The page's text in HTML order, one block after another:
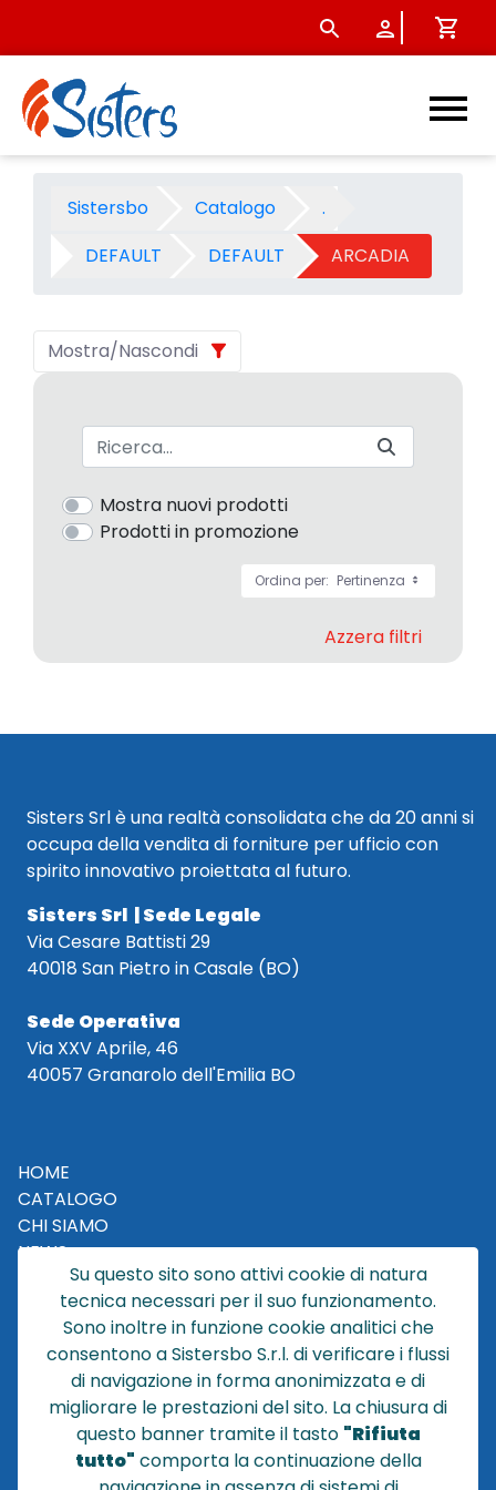
ARCADIA - Categoria -
Sistersbo Catalogo
.
DEFAULT
DEFAULT ARCADIA
Mostra/Nascondi
Barra di ricerca
Mostra nuovi prodotti
Prodotti in promozione
Ordina per: Pertinenza
Azzera filtri
Sisters Srl è una realtà consolidata che da 20 anni si
occupa della vendita di forniture per ufficio con
spirito innovativo proiettata al futuro.
Sisters Srl | Sede Legale
Via Cesare Battisti 29
40018 San Pietro in Casale (BO)
Sede Operativa
Via XXV Aprile, 46
40057 Granarolo dell'Emilia BO
HOME
CATALOGO
CHI SIAMO
NEWS
CONTATTACI
CONDIZIONI DI VENDITA
POLICY PRIVACY
NOTE LEGALI
Cookie
Su questo sito sono attivi cookie di natura
tecnica necessari per il suo funzionamento.
Sono inoltre in funzione cookie analitici che
consentono a Sistersbo S.r.l. di verificare i flussi
di navigazione in forma anonimizzata e di
migliorare le prestazioni del sito. La chiusura di
questo banner tramite il tasto "Rifiuta
tutto" comporta la continuazione della